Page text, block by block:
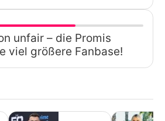
unfair – die Promis
viel größere Fanbase!